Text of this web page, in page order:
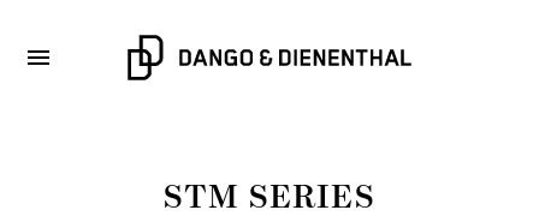
STM SERIES